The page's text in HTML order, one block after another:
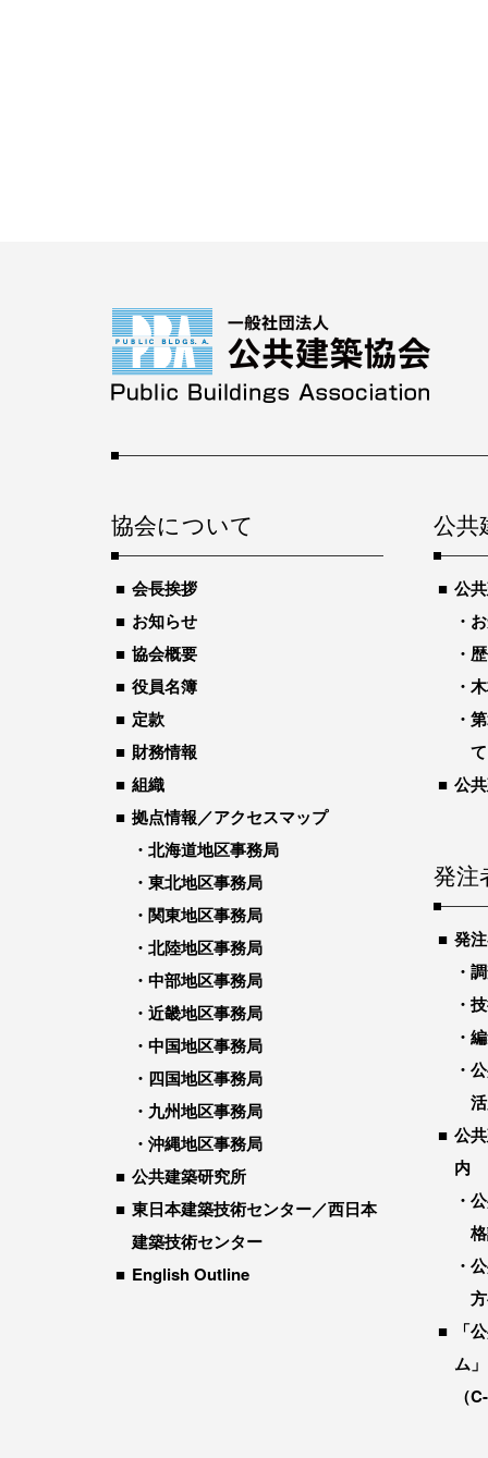
協会について
会長挨拶
お知らせ
協会概要
役員名簿
定款
財務情報
組織
拠点情報／アクセスマップ
北海道地区事務局
東北地区事務局
関東地区事務局
北陸地区事務局
中部地区事務局
近畿地区事務局
中国地区事務局
四国地区事務局
九州地区事務局
沖縄地区事務局
公共建築研究所
東日本建築技術センター／西日本
建築技術センター
English Outline
公共
公
て
公
発注
発
公
内
「
ム」
（